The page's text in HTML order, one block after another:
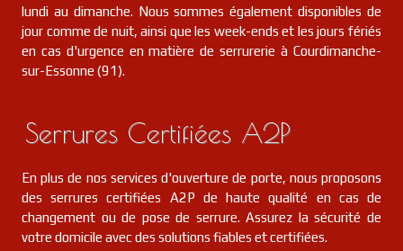
lundi au dimanche. Nous sommes également disponibles de
jour comme de nuit, ainsi que les week-ends et les jours fériés
en cas d'urgence en matière de serrurerie à Courdimanche-
sur-Essonne (91).
Serrures Certifiées A2P
En plus de nos services d'ouverture de porte, nous proposons
des serrures certifiées A2P de haute qualité en cas de
changement ou de pose de serrure. Assurez la sécurité de
votre domicile avec des solutions fiables et certifiées.